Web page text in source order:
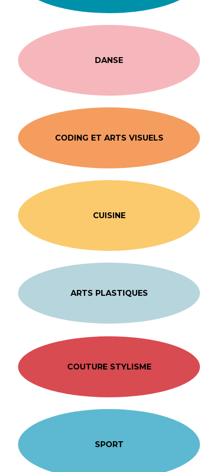
DANSE
CODING ET ARTS VISUELS
CUISINE
ARTS PLASTIQUES
COUTURE STYLISME
SPORT